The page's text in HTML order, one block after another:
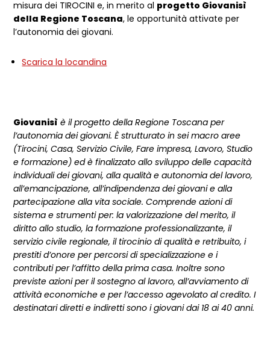
misura dei TIROCINI e, in merito al progetto Giovanisì
della Regione Toscana, le opportunità attivate per
l’autonomia dei giovani.
Scarica la locandina
Giovanisì è il progetto della Regione Toscana per
l’autonomia dei giovani. È strutturato in sei macro aree
(Tirocini, Casa, Servizio Civile, Fare impresa, Lavoro, Studio
e formazione) ed è finalizzato allo sviluppo delle capacità
individuali dei giovani, alla qualità e autonomia del lavoro,
all’emancipazione, all’indipendenza dei giovani e alla
partecipazione alla vita sociale. Comprende azioni di
sistema e strumenti per: la valorizzazione del merito, il
diritto allo studio, la formazione professionalizzante, il
servizio civile regionale, il tirocinio di qualità e retribuito, i
prestiti d’onore per percorsi di specializzazione e i
contributi per l’affitto della prima casa. Inoltre sono
previste azioni per il sostegno al lavoro, all’avviamento di
attività economiche e per l’accesso agevolato al credito. I
destinatari diretti e indiretti sono i giovani dai 18 ai 40 anni.